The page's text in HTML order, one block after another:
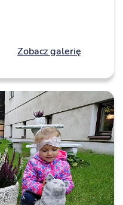
Zobacz galerię